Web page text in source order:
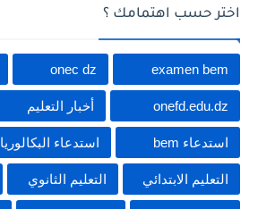
اختر حسب اهتمامك ؟
examen bem
onec dz
onefd.edu.dz أخبار التعليم
استدعاء bem استدعاء البكالوريا
التعليم الابتدائي التعليم الثانوي